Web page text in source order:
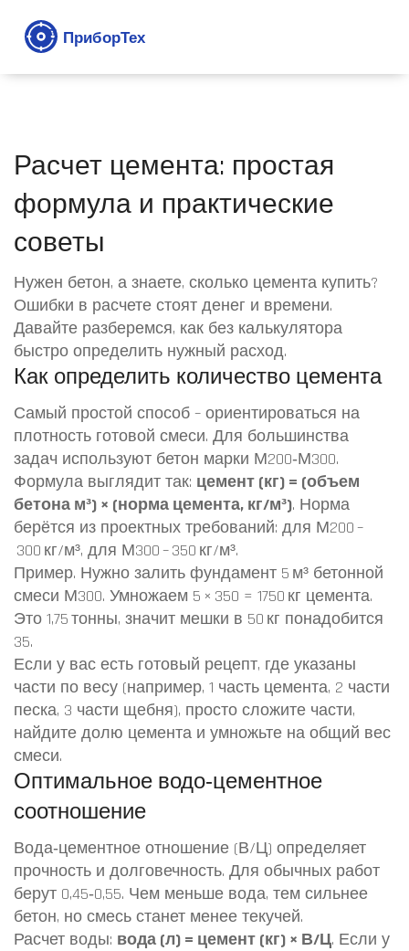
Расчет цемента: простая
формула и практические
советы
Нужен бетон, а знаете, сколько цемента купить?
Ошибки в расчете стоят денег и времени.
Давайте разберемся, как без калькулятора
быстро определить нужный расход.
Как определить количество цемента
Самый простой способ – ориентироваться на
плотность готовой смеси. Для большинства
задач используют бетон марки М200‑М300.
Формула выглядит так: цемент (кг) = (объем
бетона м³) × (норма цемента, кг/м³). Норма
берётся из проектных требований: для М200 –
300 кг/м³, для М300 – 350 кг/м³.
Пример. Нужно залить фундамент 5 м³ бетонной
смеси М300. Умножаем 5 × 350 = 1750 кг цемента.
Это 1,75 тонны, значит мешки в 50 кг понадобится
35.
Если у вас есть готовый рецепт, где указаны
части по весу (например, 1 часть цемента, 2 части
песка, 3 части щебня), просто сложите части,
найдите долю цемента и умножьте на общий вес
смеси.
Оптимальное водо‑цементное
соотношение
Вода‑цементное отношение (В/Ц) определяет
прочность и долговечность. Для обычных работ
берут 0,45‑0,55. Чем меньше вода, тем сильнее
бетон, но смесь станет менее текучей.
Расчет воды: вода (л) = цемент (кг) × В/Ц. Если у